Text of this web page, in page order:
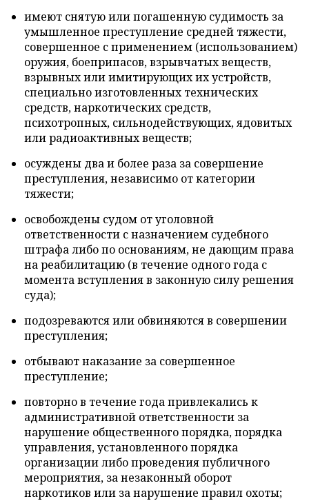
имеют снятую или погашенную судимость за
умышленное преступление средней тяжести,
совершенное с применением (использованием)
оружия, боеприпасов, взрывчатых веществ,
взрывных или имитирующих их устройств,
специально изготовленных технических
средств, наркотических средств,
психотропных, сильнодействующих, ядовитых
или радиоактивных веществ;
осуждены два и более раза за совершение
преступления, независимо от категории
тяжести;
освобождены судом от уголовной
ответственности с назначением судебного
штрафа либо по основаниям, не дающим права
на реабилитацию (в течение одного года с
момента вступления в законную силу решения
суда);
подозреваются или обвиняются в совершении
преступления;
отбывают наказание за совершенное
преступление;
повторно в течение года привлекались к
административной ответственности за
нарушение общественного порядка, порядка
управления, установленного порядка
организации либо проведения публичного
мероприятия, за незаконный оборот
наркотиков или за нарушение правил охоты;